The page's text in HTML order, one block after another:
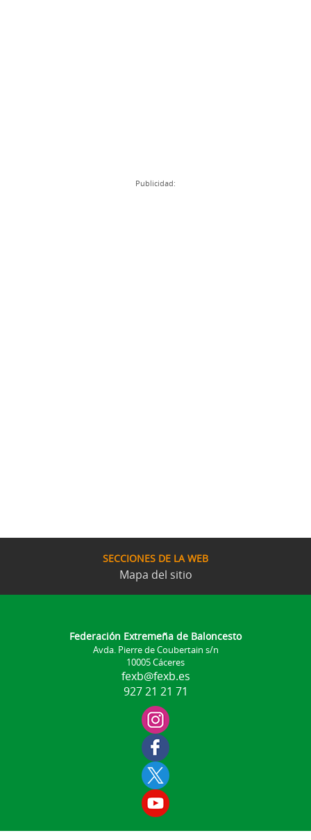
Publicidad:
SECCIONES DE LA WEB
Mapa del sitio
Federación Extremeña de Baloncesto
Avda. Pierre de Coubertain s/n
10005 Cáceres
fexb@fexb.es
927 21 21 71